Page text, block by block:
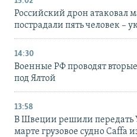
Российский дрон атаковал
пострадали пять человек –
14:30
Военные РФ проводят
под Ялтой
13:58
В Швеции решили передать
марте грузовое судно Caffa